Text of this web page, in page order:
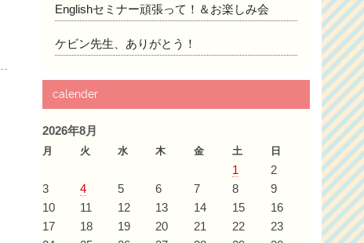
Englishセミナー頑張って！＆お楽しみ会
ケビン先生、ありがとう！
calender
2026年8月
月 火 水 木 金 土 日
1
2
3
4 5 6 7 8
9
10
11 12 13 14 15
16
17
18 19 20 21 22
23